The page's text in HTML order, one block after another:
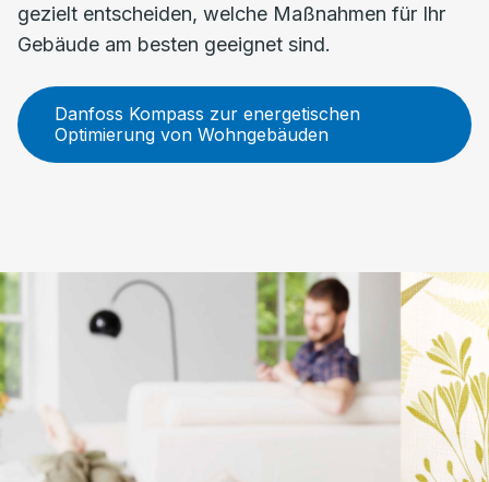
gezielt entscheiden, welche Maßnahmen für Ihr
Gebäude am besten geeignet sind.
Danfoss Kompass zur energetischen
Optimierung von Wohngebäuden